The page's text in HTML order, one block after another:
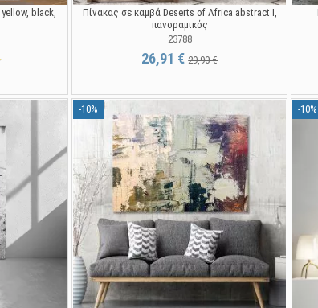
black,
Πίνακας σε καμβά Deserts of Africa abstract I,
πανοραμικός
23788
26,91 €29,90 €
-10% -10%